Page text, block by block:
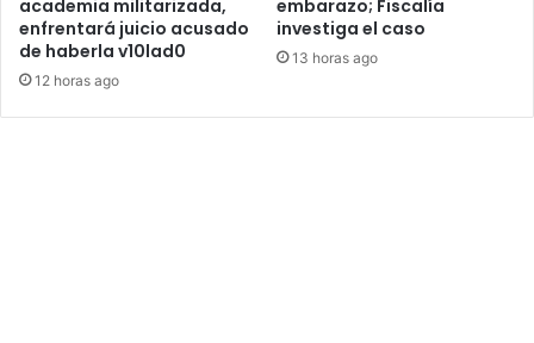
academia militarizada,
enfrentará juicio acusado
de haberla v10lad0
12 horas ago
embarazo; Fiscalía
investiga el caso
13 horas ago